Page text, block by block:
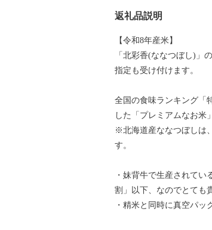
返礼品説明
【令和8年産米】
「北彩香(ななつぼし)」
指定も受け付けます。
全国の食味ランキング「
した「プレミアムなお米
※北海道産ななつぼしは
す。
・妹背牛で生産されてい
割」以下、なのでとても
・精米と同時に真空パッ